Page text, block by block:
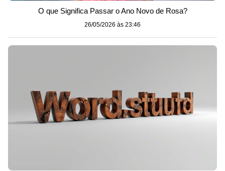
O que Significa Passar o Ano Novo de Rosa?
26/05/2026 às 23:46